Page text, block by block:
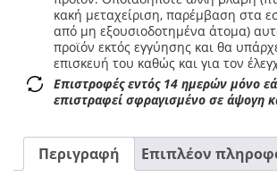
κακή μεταχείριση, παρέμβαση στα
από μη εξουσιοδοτημένα άτομα)
προϊόν εκτός εγγύησης και θα
επισκευή του καθώς και για τον
Επιστροφές εντός 14 ημερών μόνο
επιστραφεί σφραγισμένο σε άψογη
Περιγραφή Επιπλέον